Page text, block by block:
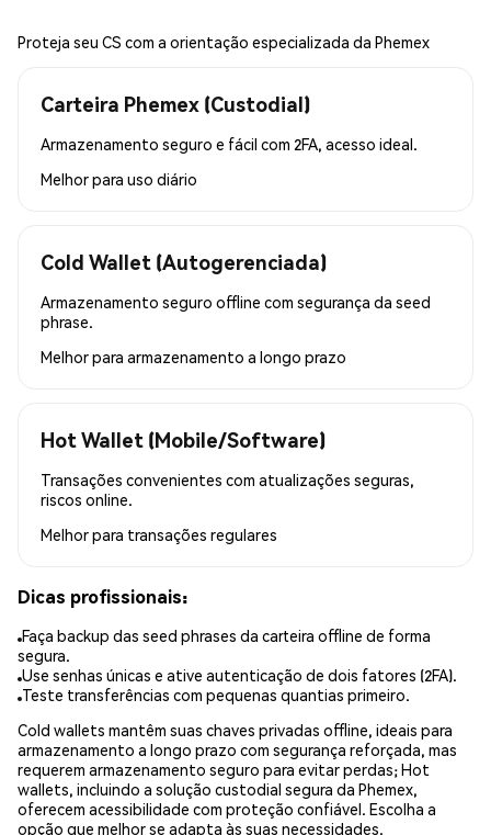
Proteja seu CS com a orientação especializada da Phemex
Carteira Phemex (Custodial)
Armazenamento seguro e fácil com 2FA, acesso ideal.
Melhor para uso diário
Cold Wallet (Autogerenciada)
Armazenamento seguro offline com segurança da seed
phrase.
Melhor para armazenamento a longo prazo
Hot Wallet (Mobile/Software)
Transações convenientes com atualizações seguras,
riscos online.
Melhor para transações regulares
Dicas profissionais:
Faça backup das seed phrases da carteira offline de forma
segura.
Use senhas únicas e ative autenticação de dois fatores (2FA).
Teste transferências com pequenas quantias primeiro.
Cold wallets mantêm suas chaves privadas offline, ideais para
armazenamento a longo prazo com segurança reforçada, mas
requerem armazenamento seguro para evitar perdas; Hot
wallets, incluindo a solução custodial segura da Phemex,
oferecem acessibilidade com proteção confiável. Escolha a
opção que melhor se adapta às suas necessidades.